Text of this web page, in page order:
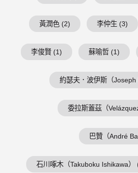
黃潤色 (2) 李仲生 (3)
李俊賢 (1) 蘇喻哲 (1)
約瑟夫．波伊斯（
委拉斯蓋茲（
巴贊（André
石川啄木（Takuboku Ishikawa）